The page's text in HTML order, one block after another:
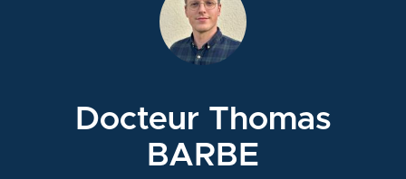
Docteur Thomas
BARBE